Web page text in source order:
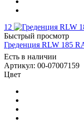
12
Быстрый просмотр
Греденция RLW 185
Есть в наличии
Артикул: 00-07007159
Цвет